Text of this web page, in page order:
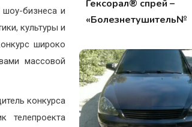
шоу-бизнеса и
культуры и
широко
массовой
конкурса
телепроекта
Гексорал® спрей –
«Болезнетушитель№1»